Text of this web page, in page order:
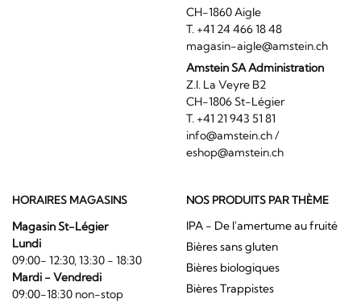
CH-1860 Aigle
T. +41 24 466 18 48
magasin-aigle@amstein.ch
Amstein SA Administration
Z.I. La Veyre B2
CH-1806 St-Légier
T. +41 21 943 51 81
info@amstein.ch/
eshop@amstein.ch
HORAIRES MAGASINS
Magasin St-Légier
Lundi
09:00- 12:30, 13:30 - 18:30
Mardi - Vendredi
09:00-18:30 non-stop
NOS PRODUITS PAR THÈME
IPA - De l'amertume au fruité
Bières sans gluten
Bières biologiques
Bières Trappistes